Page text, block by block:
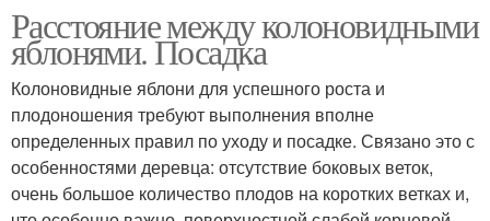
Расстояние между колоновидными
яблонями. Посадка
Колоновидные яблони для успешного роста и
плодоношения требуют выполнения вполне
определенных правил по уходу и посадке. Связано это с
особенностями деревца: отсутствие боковых веток,
очень большое количество плодов на коротких ветках и,